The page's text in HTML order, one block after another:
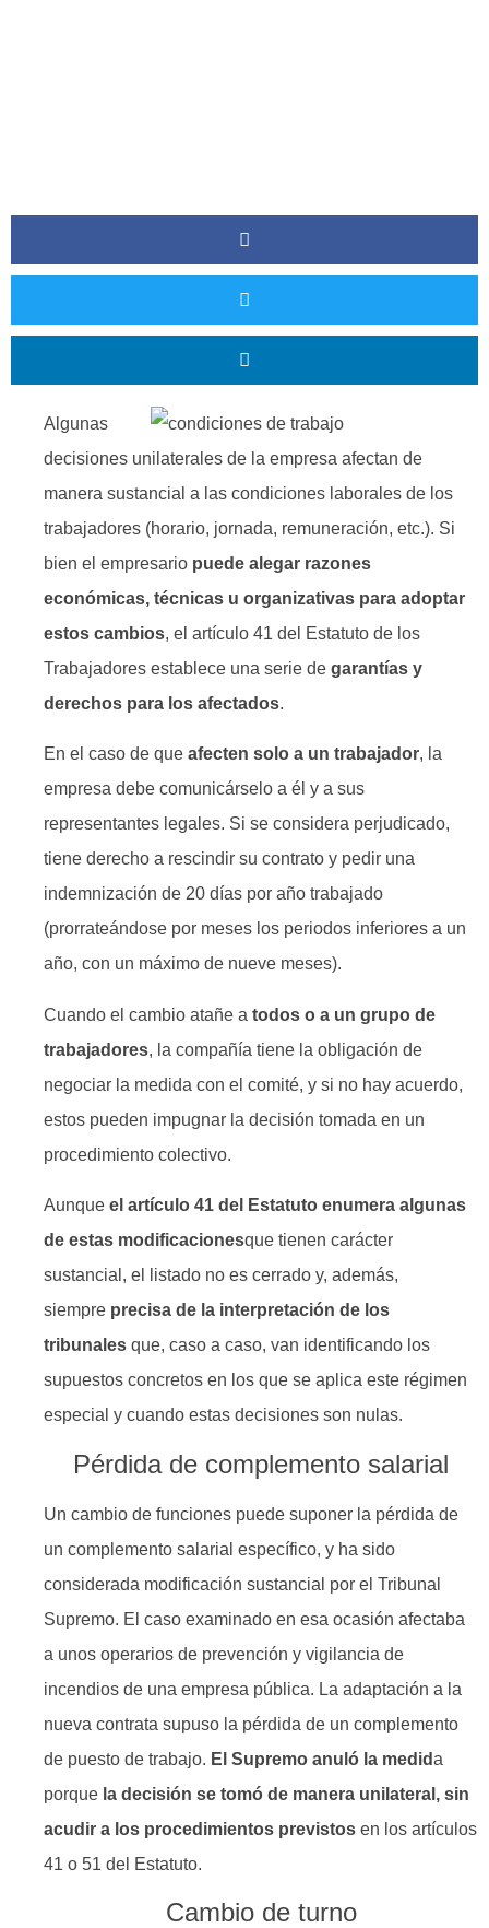
Algunas
decisiones unilaterales de la empresa afectan de
manera sustancial a las condiciones laborales de los
trabajadores (horario, jornada, remuneración, etc.). Si
bien el empresario puede alegar razones
económicas, técnicas u organizativas para adoptar
estos cambios, el artículo 41 del Estatuto de los
Trabajadores establece una serie de garantías y
derechos para los afectados.
En el caso de que afecten solo a un trabajador, la
empresa debe comunicárselo a él y a sus
representantes legales. Si se considera perjudicado,
tiene derecho a rescindir su contrato y pedir una
indemnización de 20 días por año trabajado
(prorrateándose por meses los periodos inferiores a un
año, con un máximo de nueve meses).
Cuando el cambio atañe a todos o a un grupo de
trabajadores, la compañía tiene la obligación de
negociar la medida con el comité, y si no hay acuerdo,
estos pueden impugnar la decisión tomada en un
procedimiento colectivo.
Aunque el artículo 41 del Estatuto enumera algunas
de estas modificacionesque tienen carácter
sustancial, el listado no es cerrado y, además,
siempre precisa de la interpretación de los
tribunales que, caso a caso, van identificando los
supuestos concretos en los que se aplica este régimen
especial y cuando estas decisiones son nulas.
Pérdida de complemento salarial
Un cambio de funciones puede suponer la pérdida de
un complemento salarial específico, y ha sido
considerada modificación sustancial por el Tribunal
Supremo. El caso examinado en esa ocasión afectaba
a unos operarios de prevención y vigilancia de
incendios de una empresa pública. La adaptación a la
nueva contrata supuso la pérdida de un complemento
de puesto de trabajo. El Supremo anuló la medida
porque la decisión se tomó de manera unilateral, sin
acudir a los procedimientos previstos en los artículos
41 o 51 del Estatuto.
Cambio de turno